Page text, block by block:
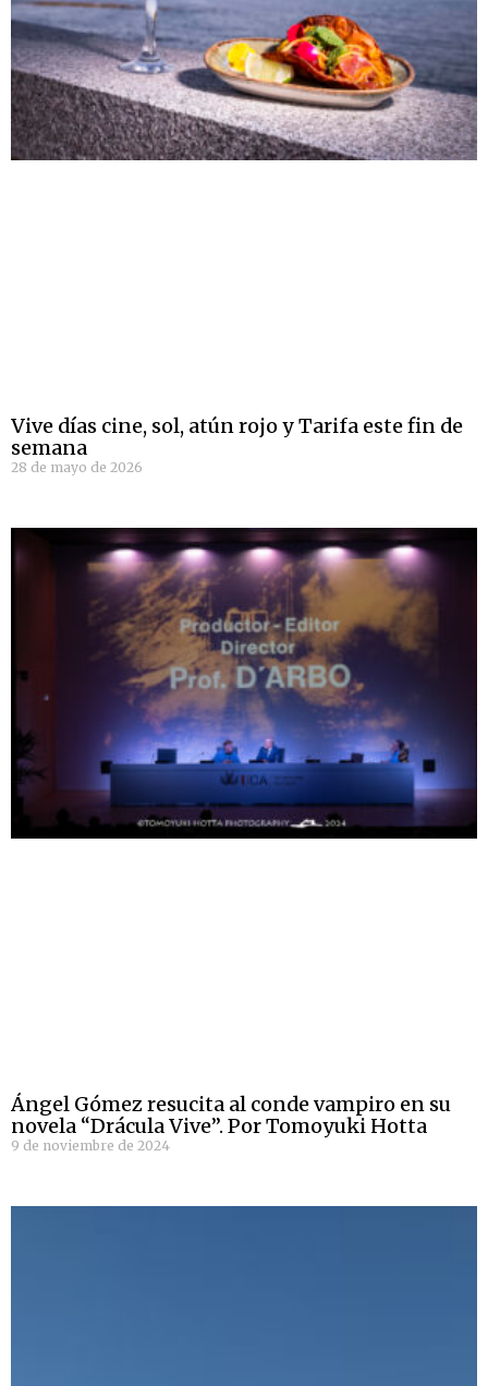
Vive días cine, sol, atún rojo y Tarifa este fin de
semana
28 de mayo de 2026
Ángel Gómez resucita al conde vampiro en su
novela “Drácula Vive”. Por Tomoyuki Hotta
9 de noviembre de 2024